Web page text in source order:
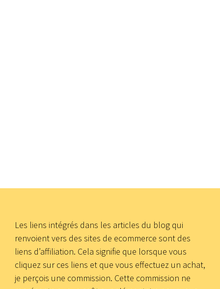
Les liens intégrés dans les articles du blog qui
renvoient vers des sites de ecommerce sont des
liens d’affiliation. Cela signifie que lorsque vous
cliquez sur ces liens et que vous effectuez un achat,
je perçois une commission. Cette commission ne